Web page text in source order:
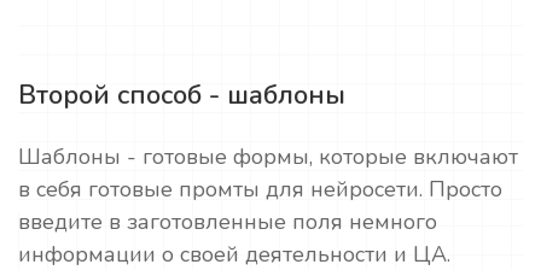
Второй способ - шаблоны
Шаблоны - готовые формы, которые включают
в себя готовые промты для нейросети. Просто
введите в заготовленные поля немного
информации о своей деятельности и ЦА.